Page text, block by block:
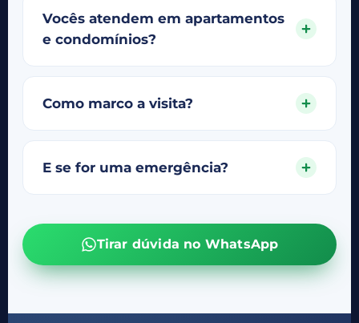
Vocês atendem em apartamentos
e condomínios?
Como marco a visita?
E se for uma emergência?
Tirar dúvida no WhatsApp